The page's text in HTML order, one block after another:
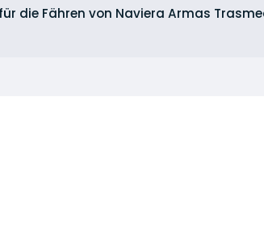
die Fähren von Naviera Armas